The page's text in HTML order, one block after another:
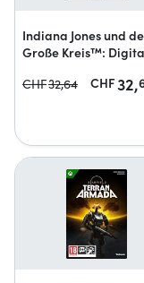
Indiana Jones und
Große Kreis™:
CHF32,64 CHF32,